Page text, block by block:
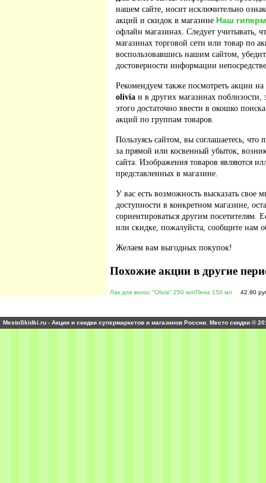
нашем сайте, носит исключительно
акций и скидок в магазине Наш
офлайн магазинах. Следует учитывать,
магазинах торговой сети или товар по
воспользовавшись нашим сайтом,
достоверности информации
Рекомендуем также посмотреть акции
olivia и в других магазинах
этого достаточно ввести в окошко
акций по группам товаров.
Пользуясь сайтом, вы соглашаетесь, что
за прямой или косвенный убыток,
сайта. Изображения товаров являются
представленных в магазине.
У вас есть возможность высказать свое
доступности в конкретном магазине,
сориентироваться другим
или скидке, пожалуйста, сообщите нам
Желаем вам выгодных покупок!
Похожие акции в другие
Лак для волос "Olivia" 250 мл/Пена 150 мл 42.90
MestoSkidki.ru - Акции и скидки супермаркетов и магазинов России. Место скидки ©